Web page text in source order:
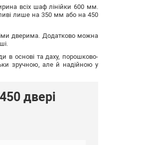
всіх шаф лінійки 600 мм.
лише на 350 мм або на 450
дверима. Додатково можна
в основі та даху, порошково-
зручною, але й надійною у
двері